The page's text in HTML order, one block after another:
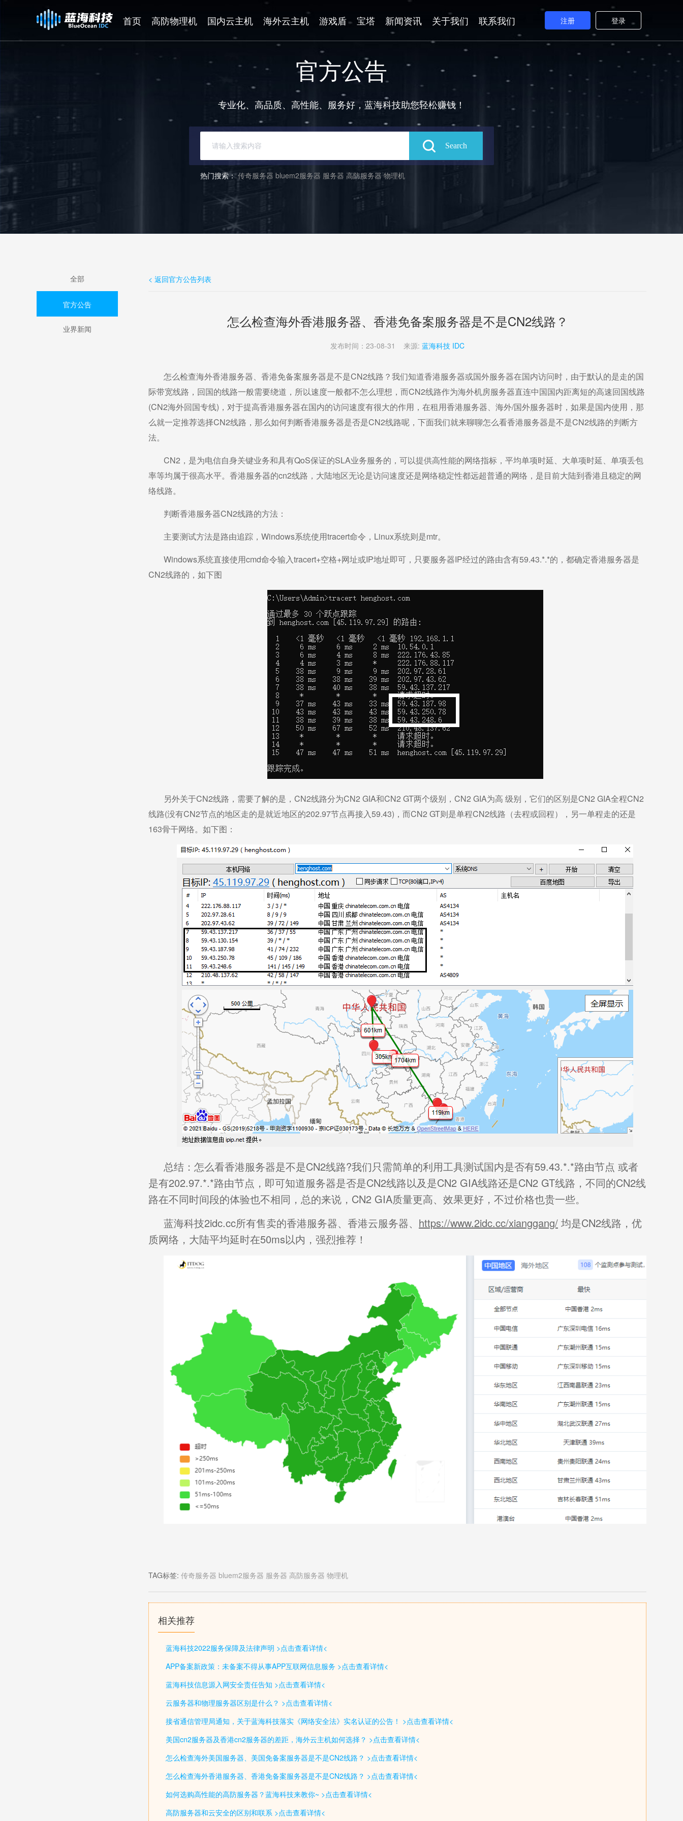
首页 高防物理机 国内云主机 海外云主机 游戏盾 宝塔 新闻资讯 关于我们 联系我们 注册 登录
官方公告
专业化、高品质、高性能、服务好，蓝海科技助您轻松赚钱！
热门搜索：传奇服务器 bluem2服务器 服务器 高防服务器 物理机
全部
官方公告
业界新闻
< 返回官方公告列表
怎么检查海外香港服务器、香港免备案服务器是不是CN2线路？
发布时间：23-08-31 来源: 蓝海科技 IDC
怎么检查海外香港服务器、香港免备案服务器是不是CN2线路？我们知道香港服务器或国外服务器在国内访问时，由于默认的是走的国
际带宽线路，回国的线路一般需要绕道，所以速度一般都不怎么理想，而CN2线路作为海外机房服务器直连中国国内距离短的高速回国线路
(CN2海外回国专线)，对于提高香港服务器在国内的访问速度有很大的作用，在租用香港服务器、海外/国外服务器时，如果是国内使用，那
么就一定推荐选择CN2线路，那么如何判断香港服务器是否是CN2线路呢，下面我们就来聊聊怎么看香港服务器是不是CN2线路的判断方
法。
CN2，是为电信自身关键业务和具有QoS保证的SLA业务服务的，可以提供高性能的网络指标，平均单项时延、大单项时延、单项丢包
率等均属于很高水平。香港服务器的cn2线路，大陆地区无论是访问速度还是网络稳定性都远超普通的网络，是目前大陆到香港且稳定的网
络线路。
判断香港服务器CN2线路的方法：
主要测试方法是路由追踪，Windows系统使用tracert命令，Linux系统则是mtr。
Windows系统直接使用cmd命令输入tracert+空格+网址或IP地址即可，只要服务器IP经过的路由含有59.43.*.*的，都确定香港服务器是
CN2线路的，如下图
另外关于CN2线路，需要了解的是，CN2线路分为CN2 GIA和CN2 GT两个级别，CN2 GIA为高 级别，它们的区别是CN2 GIA全程CN2
线路(没有CN2节点的地区走的是就近地区的202.97节点再接入59.43)，而CN2 GT则是单程CN2线路（去程或回程），另一单程走的还是
163骨干网络。如下图：
总结：怎么看香港服务器是不是CN2线路?我们只需简单的利用工具测试国内是否有59.43.*.*路由节点 或者
是有202.97.*.*路由节点，即可知道服务器是否是CN2线路以及是CN2 GIA线路还是CN2 GT线路，不同的CN2线
路在不同时间段的体验也不相同，总的来说，CN2 GIA质量更高、效果更好，不过价格也贵一些。
蓝海科技2idc.cc所有售卖的香港服务器、香港云服务器、 https://www.2idc.cc/xianggang/ 均是CN2线路，优
质网络， 大陆平均延时在50ms以内，强烈推荐！
TAG标签: 传奇服务器 bluem2服务器 服务器 高防服务器 物理机
相关推荐
蓝海科技2022服务保障及法律声明 >点击查看详情<
APP备案新政策：未备案不得从事APP互联网信息服务 >点击查看详情<
蓝海科技信息源入网安全责任告知 >点击查看详情<
云服务器和物理服务器区别是什么？ >点击查看详情<
接省通信管理局通知，关于蓝海科技落实《网络安全法》实名认证的公告！ >点击查看详情<
美国cn2服务器及香港cn2服务器的差距，海外云主机如何选择？ >点击查看详情<
怎么检查海外美国服务器、美国免备案服务器是不是CN2线路？ >点击查看详情<
怎么检查海外香港服务器、香港免备案服务器是不是CN2线路？ >点击查看详情<
如何选购高性能的高防服务器？蓝海科技来教你~ >点击查看详情<
高防服务器和云安全的区别和联系 >点击查看详情<